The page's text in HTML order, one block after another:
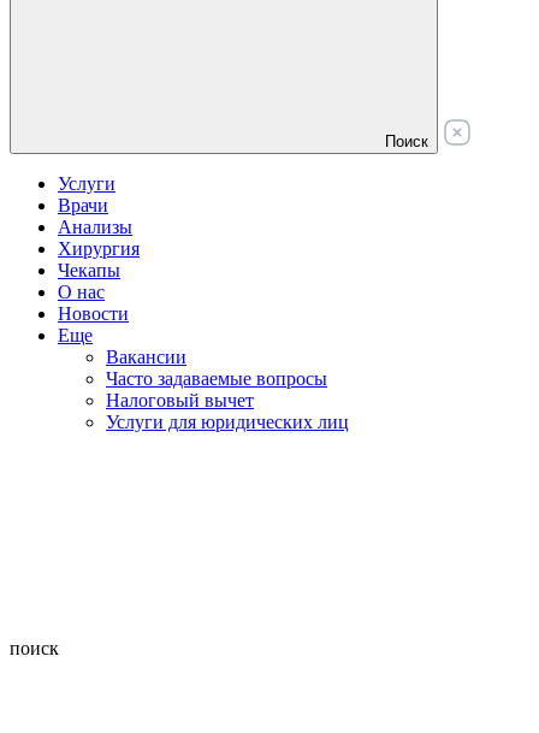
Поиск
Услуги
Врачи
Анализы
Хирургия
Чекапы
О нас
Новости
Еще
Вакансии
Часто задаваемые вопросы
Налоговый вычет
Услуги для юридических лиц
поиск